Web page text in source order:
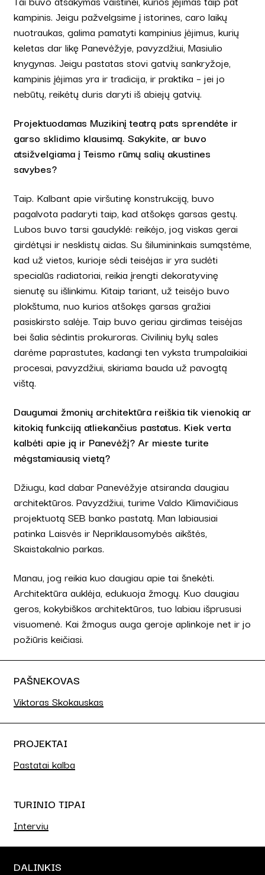
PAŠNEKOVAS
Viktoras Skokauskas
PROJEKTAI
Pastatai kalba
TURINIO TIPAI
Interviu
DALINKIS
kampinis. Jeigu pažvelgsime į istorines, caro laikų
nuotraukas, galima pamatyti kampinius įėjimus, kurių
keletas dar likę Panevėžyje, pavyzdžiui, Masiulio
knygynas. Jeigu pastatas stovi gatvių sankryžoje,
kampinis įėjimas yra ir tradicija, ir praktika – jei jo
nebūtų, reikėtų duris daryti iš abiejų gatvių.
Projektuodamas Muzikinį teatrą pats sprendėte ir
garso sklidimo klausimą. Sakykite, ar buvo
atsižvelgiama į Teismo rūmų salių akustines
savybes?
Taip. Kalbant apie viršutinę konstrukciją, buvo
pagalvota padaryti taip, kad atšokęs garsas gestų.
Lubos buvo tarsi gaudyklė: reikėjo, jog viskas gerai
girdėtųsi ir nesklistų aidas. Su šilumininkais sumąstėme,
kad už vietos, kurioje sėdi teisėjas ir yra sudėti
specialūs radiatoriai, reikia įrengti dekoratyvinę
sienutę su išlinkimu. Kitaip tariant, už teisėjo buvo
plokštuma, nuo kurios atšokęs garsas gražiai
pasiskirsto salėje. Taip buvo geriau girdimas teisėjas
bei šalia sėdintis prokuroras. Civilinių bylų sales
darėme paprastutes, kadangi ten vyksta trumpalaikiai
procesai, pavyzdžiui, skiriama bauda už pavogtą
vištą.
Daugumai žmonių architektūra reiškia tik vienokią ar
kitokią funkciją atliekančius pastatus. Kiek verta
kalbėti apie ją ir Panevėžį? Ar mieste turite
mėgstamiausią vietą?
Džiugu, kad dabar Panevėžyje atsiranda daugiau
architektūros. Pavyzdžiui, turime Valdo Klimavičiaus
projektuotą SEB banko pastatą. Man labiausiai
patinka Laisvės ir Nepriklausomybės aikštės,
Skaistakalnio parkas.
Manau, jog reikia kuo daugiau apie tai šnekėti.
Architektūra auklėja, edukuoja žmogų. Kuo daugiau
geros, kokybiškos architektūros, tuo labiau išprususi
visuomenė. Kai žmogus auga geroje aplinkoje net ir jo
požiūris keičiasi.